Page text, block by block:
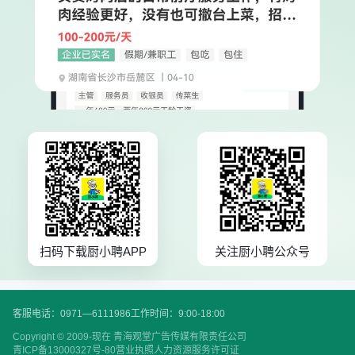
扫码下载厨小聘APP 关注厨小聘公众号
客服电话：0971—6111986工作时间：9:00-18:00
Copyright © 2009-现在 青海观堂广告传媒有限责任公司
青ICP备13000327号-80营业执照人力资源服务许可证